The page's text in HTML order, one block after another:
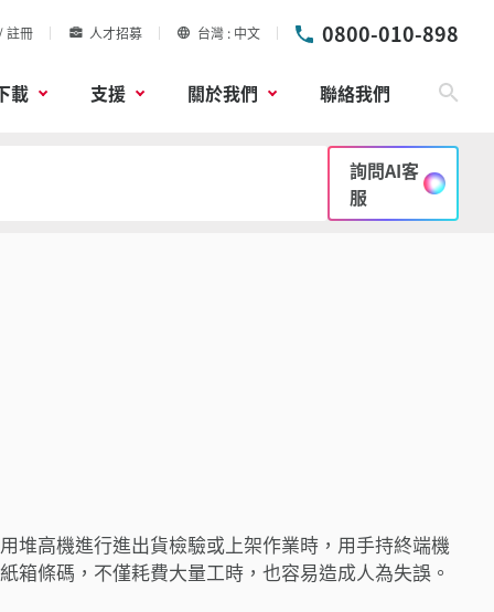
註冊 人才招募 台灣 中文 0800-010-898
載 支援 關於我們 聯絡我們
詢問AI客
服
堆高機進行進出貨檢驗或上架作業時，用手持終端機
箱條碼，不僅耗費大量工時，也容易造成人為失誤。